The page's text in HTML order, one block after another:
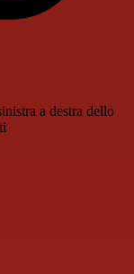
a destra dello